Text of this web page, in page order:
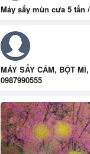
Máy sấy mùn cưa 5
MÁY SẤY CÁM, BỘT
0987990555